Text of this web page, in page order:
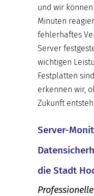
und wir
Minuten
fehlerhaftes
Server
wichtigen
Festplatten
erkennen wir,
Zukunft
Server-
die Stadt